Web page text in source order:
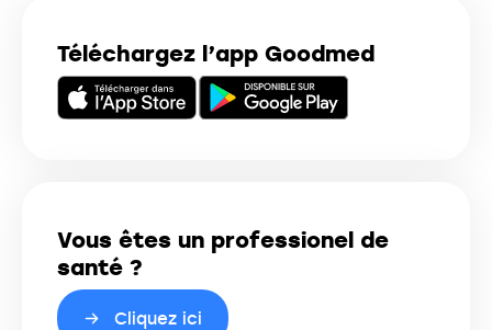
Téléchargez l’app Goodmed
Vous êtes un professionel de
santé ?
Cliquez ici